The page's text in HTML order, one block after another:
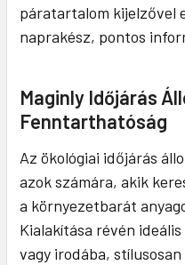
páratartalom kijelzővel
naprakész, pontos
Maginly Időjárás
Fenntarthatóság
Az ökológiai időjárás
azok számára, akik
a környezetbarát
Kialakítása révén
vagy irodába,